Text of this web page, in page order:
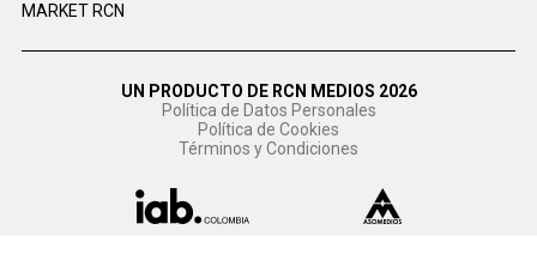
MARKET RCN
UN PRODUCTO DE RCN MEDIOS 2026
Política de Datos Personales
Política de Cookies
Términos y Condiciones